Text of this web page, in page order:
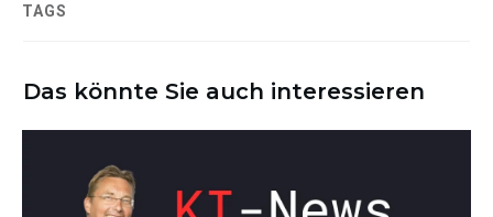
TAGS
Das könnte Sie auch interessieren